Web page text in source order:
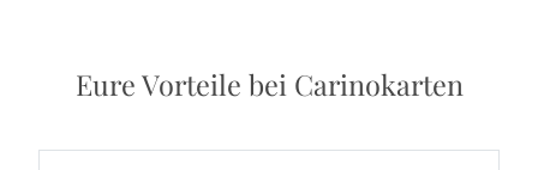
Eure Vorteile bei Carinokarten